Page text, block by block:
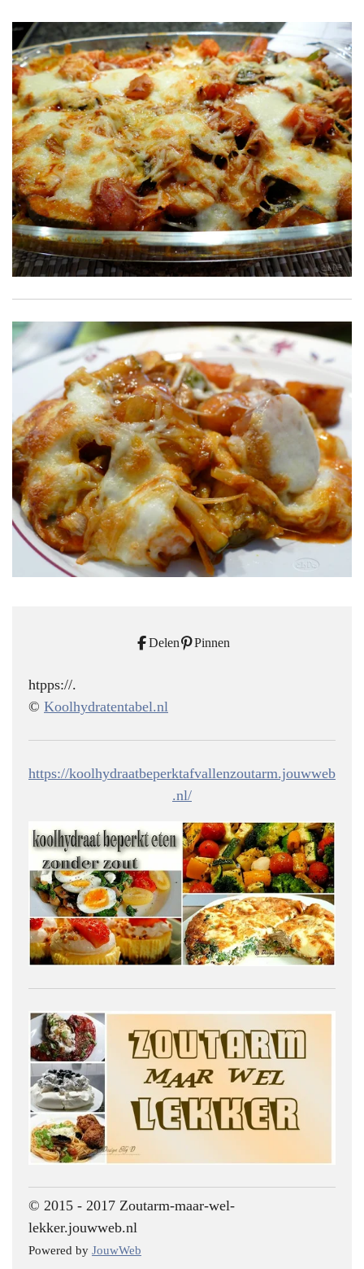
Delen Pinnen
htpps://.
© Koolhydratentabel.nl
https://koolhydraatbeperktafvallenzoutarm.jouwweb
.nl/
© 2015 - 2017 Zoutarm-maar-wel-
lekker.jouwweb.nl
Powered by JouwWeb